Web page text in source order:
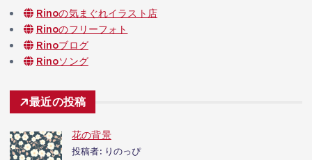
Rinoの気まぐれイラスト店
Rinoのフリーフォト
Rinoブログ
Rinoソング
最近の投稿
花の背景
投稿者: りのっぴ